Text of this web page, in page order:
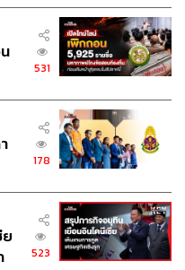
531
178
523